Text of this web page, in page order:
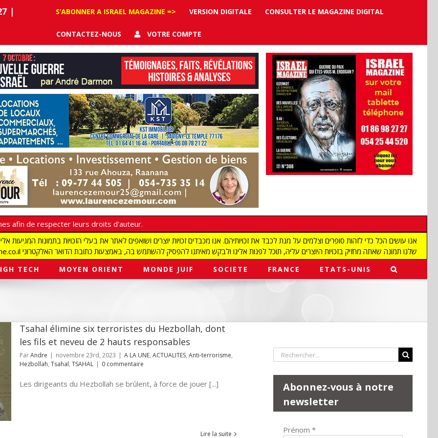
|
S’ABONNER A ISRAEL MAGAZINE => VERSION DIGITALE CONSULTER LE MAGAZINE DIGITAL
CONTACTEZ-NOUS VOTRE COMPTE
afin de respecter leurs droits d'auteur.
redaction@israelmagazine.co.il שלנו תמונה שאתה מחזיק בזכויות היוצרים עליה, תוכל לפנות אלינו ולבקש מאיתנו להפסיק להשתמש בה, באמצעות כתובת הדואר האלקטרוני
TECH MOYEN ORIENT MONDE JUIF SOCIETE FRANCE ETATS-UNIS
Tsahal élimine six terroristes du Hezbollah, dont
les fils et neveu de 2 hauts responsables
ParAndre | novembre 23rd, 2023 | A LA UNE, ACTUALITES, Anti-terrorisme,
Hezbollah, Tsahal, TSAHAL | 0 commentaire
Les dirigeants du Hezbollah se brûlent, à force de jouer [...]
Lire la suite
Rechercher:
Abonnez-vous à notre
newsletter
Prénom *